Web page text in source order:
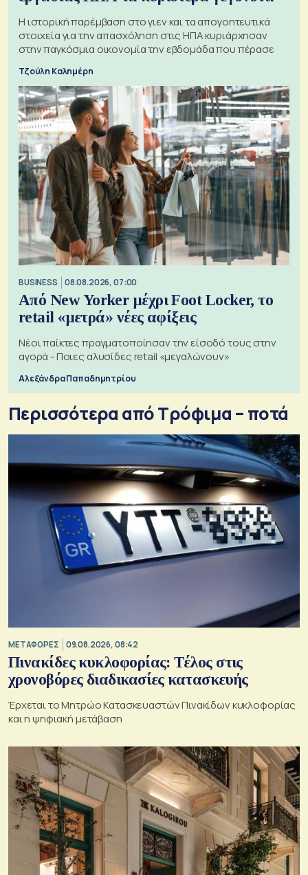
Η ιστορική παρέμβαση στο γιεν και τα απογοητευτικά
στοιχεία για την απασχόληση στις ΗΠΑ κυριάρχησαν
στην παγκόσμια οικονομία την εβδομάδα που πέρασε
Τζούλη Καλημέρη
BUSINESS 08.08.2026, 07:00
Από New Yorker μέχρι Foot Locker, το
retail «μετρά» νέες αφίξεις
Νέοι παίκτες πραγματοποίησαν την είσοδό τους στην
αγορά - Ποιες αλυσίδες retail «μεγαλώνουν»
Αλεξάνδρα Παπαδημητρίου
Περισσότερα από Τρόφιμα – ποτά
ΜΕΤΑΦΟΡΕΣ 09.08.2026, 08:42
Πινακίδες κυκλοφορίας: Τέλος στις
χρονοβόρες διαδικασίες κατασκευής
Έρχεται το Μητρώο Κατασκευαστών Πινακίδων κυκλοφορίας
και η ψηφιακή μετάβαση